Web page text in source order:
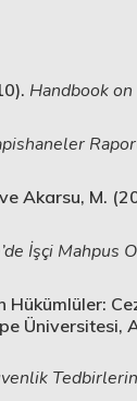
Handbook
Akarsu, M.
İşçi Mahpus
Hükümlüler:
Üniversitesi,